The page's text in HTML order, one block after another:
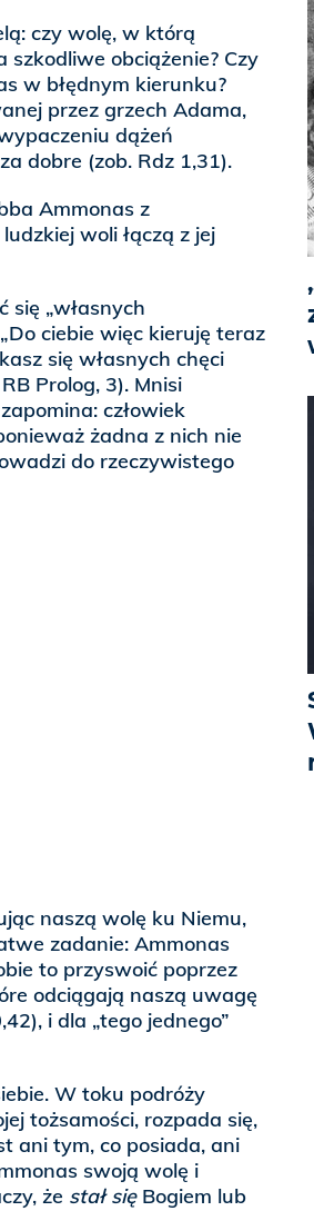
czy wolę, w którą
szkodliwe obciążenie? Czy
w błędnym kierunku?
przez grzech Adama,
dążeń
dobre (zob. Rdz 1,31).
Ammonas z
woli łączą z jej
„własnych
ciebie więc kieruję teraz
się własnych chęci
Prolog, 3). Mnisi
człowiek
żadna z nich nie
do rzeczywistego
naszą wolę ku Niemu,
zadanie: Ammonas
to przyswoić poprzez
odciągają naszą uwagę
i dla „tego jednego”
W toku podróży
tożsamości, rozpada się,
ani tym, co posiada, ani
swoją wolę i
że stał sięBogiem lub